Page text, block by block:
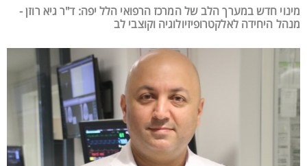
מינוי חדש במערך הלב של המרכז הרפואי הלל יפה: ד"ר גיא רוזן -
מנהל היחידה לאלקטרופיזיולוגיה וקוצבי לב